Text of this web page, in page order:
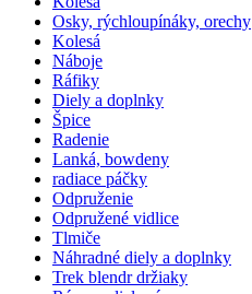
Osky, rýchloupínáky, orechy
Kolesá
Náboje
Ráfiky
Diely a doplnky
Špice
Radenie
Lanká, bowdeny
radiace páčky
Odpruženie
Odpružené vidlice
Tlmiče
Náhradné diely a doplnky
Trek blendr držiaky